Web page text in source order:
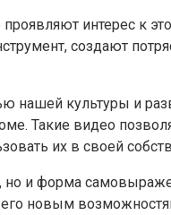
интерес к
создают
нашей культуры и
Такие видео
их в своей
но и форма
новым